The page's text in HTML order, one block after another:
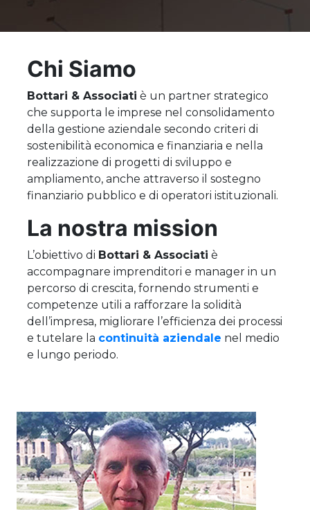
Chi Siamo
Bottari & Associati è un partner strategico
che supporta le imprese nel consolidamento
della gestione aziendale secondo criteri di
sostenibilità economica e finanziaria e nella
realizzazione di progetti di sviluppo e
ampliamento, anche attraverso il sostegno
finanziario pubblico e di operatori istituzionali.
La nostra mission
L’obiettivo di Bottari & Associati è
accompagnare imprenditori e manager in un
percorso di crescita, fornendo strumenti e
competenze utili a rafforzare la solidità
dell’impresa, migliorare l’efficienza dei processi
e tutelare la continuità aziendale nel medio
e lungo periodo.